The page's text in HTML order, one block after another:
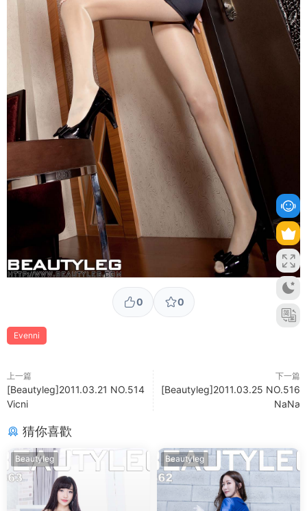
0 0
Evenni
上一篇
[Beautyleg]2011.03.21 NO.514
Vicni
下一篇
[Beautyleg]2011.03.25 NO.516
NaNa
猜你喜歡
Beautyleg Beautyleg